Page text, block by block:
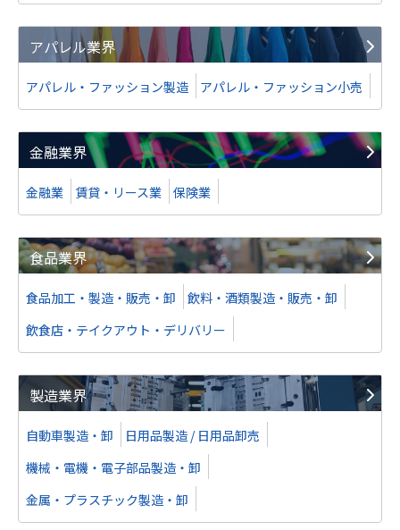
アパレル業界
アパレル・ファッション製造 アパレル・ファッション小売
金融業界
金融業 賃貸・リース業 保険業
食品業界
食品加工・製造・販売・卸
飲料・酒類製造・販売・卸
飲食店・テイクアウト・デリバリー
製造業界
自動車製造・卸
日用品製造 / 日用品卸売
機械・電機・電子部品製造・卸
金属・プラスチック製造・卸